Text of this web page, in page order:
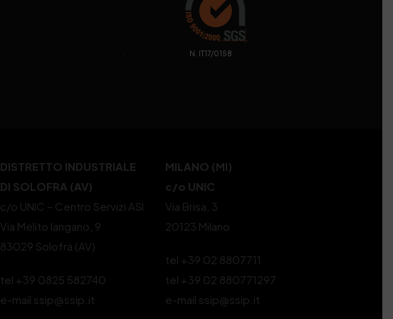
. N. IT17/0158
DISTRETTO INDUSTRIALE
DI SOLOFRA (AV)
c/o UNIC – Centro Servizi ASI
Via Melito Iangano, 9
83029 Solofra (AV)
tel +39 0825 582740
e-mail ssip@ssip.it
MILANO (MI)
c/o UNIC
Via Brisa, 3
20123 Milano
tel +39 02 8807711
tel +39 02 880771297
e-mail ssip@ssip.it